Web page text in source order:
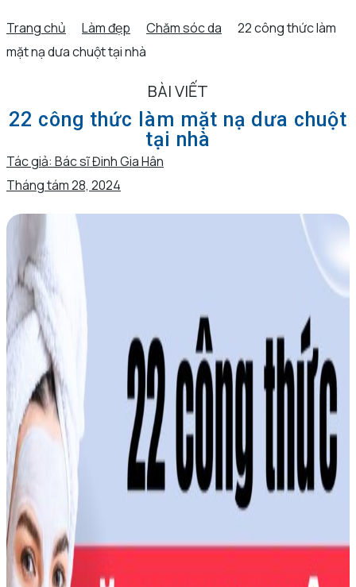
Trang chủ Làm đẹp Chăm sóc da
22 công thức làm
mặt nạ dưa chuột tại nhà
BÀI VIẾT
22 công thức làm mặt nạ dưa chuột
tại nhà
Tác giả: Bác sĩ Đinh Gia Hân
Tháng tám 28, 2024